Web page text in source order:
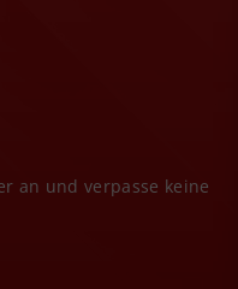
an und verpasse keine